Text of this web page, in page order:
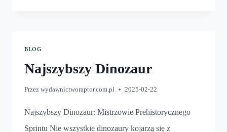
BLOG
Najszybszy Dinozaur
Przez wydawnictworaptor.com.pl 2025-02-22
Najszybszy Dinozaur: Mistrzowie Prehistorycznego
Sprintu Nie wszystkie dinozaury kojarzą się z